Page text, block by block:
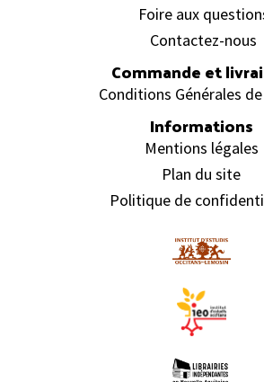
Foire aux
Contactez-nous
Commande et
Conditions Générales
Informations
Mentions légales
Plan du site
Politique de